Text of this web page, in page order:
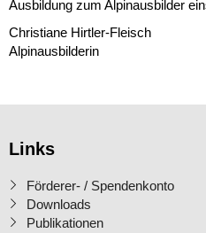
Ausbildung zum Alpinausbilder
Christiane Hirtler-Fleisch
Alpinausbilderin
Links
Förderer- / Spendenkonto
Downloads
Publikationen